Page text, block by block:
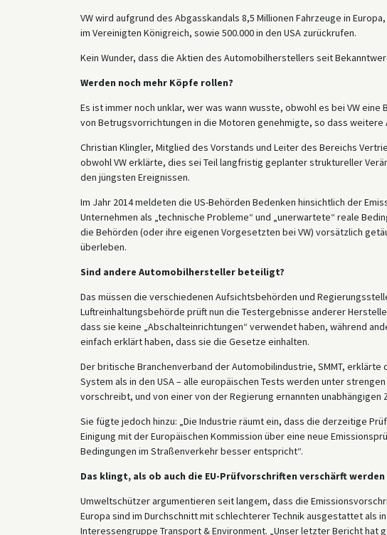
VW wird aufgrund des Abgasskandals 8,5 Millionen Fahrzeuge in
im Vereinigten Königreich, sowie 500.000 in den USA zurückrufen.
Kein Wunder, dass die Aktien des Automobilherstellers seit
Werden noch mehr Köpfe rollen?
Es ist immer noch unklar, wer was wann wusste, obwohl es bei VW
von Betrugsvorrichtungen in die Motoren genehmigte, so dass weitere
Christian Klingler, Mitglied des Vorstands und Leiter des Bereichs
obwohl VW erklärte, dies sei Teil langfristig geplanter struktureller
den jüngsten Ereignissen.
Im Jahr 2014 meldeten die US-Behörden Bedenken hinsichtlich der
Unternehmen als „technische Probleme“ und „unerwartete“ reale
die Behörden (oder ihre eigenen Vorgesetzten bei VW) vorsätzlich
überleben.
Sind andere Automobilhersteller beteiligt?
Das müssen die verschiedenen Aufsichtsbehörden und
Luftreinhaltungsbehörde prüft nun die Testergebnisse anderer
dass sie keine „Abschalteinrichtungen“ verwendet haben, während
einfach erklärt haben, dass sie die Gesetze einhalten.
Der britische Branchenverband der Automobilindustrie, SMMT, erklärte
System als in den USA – alle europäischen Tests werden unter
vorschreibt, und von einer von der Regierung ernannten unabhängigen
Sie fügte jedoch hinzu: „Die Industrie räumt ein, dass die derzeitige
Einigung mit der Europäischen Kommission über eine neue
Bedingungen im Straßenverkehr besser entspricht“.
Das klingt, als ob auch die EU-Prüfvorschriften verschärft
Umweltschützer argumentieren seit langem, dass die
Europa sind im Durchschnitt mit schlechterer Technik ausgestattet als
Interessengruppe Transport & Environment. „Unser letzter Bericht hat